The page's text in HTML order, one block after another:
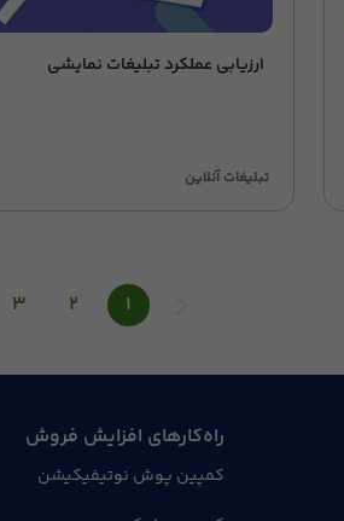
ارزیابی عملکرد تبلیغات نمایشی
تبلیغات آنلاین
۱ ۲ ۳
راه‌کارهای افزایش فروش
کمپین پوش نوتیفیکیشن